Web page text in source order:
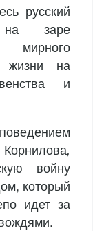
русский
на заре
жизни на
и
,
войну
который
идет за